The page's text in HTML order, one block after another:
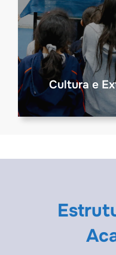
Cultura e